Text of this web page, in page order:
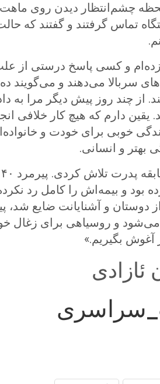
چشم‌انتظار دیدن روی
تماس گرفتند و گفتند که
و کسی پاسخ درستی از
سربالا می‌دهند و می‌گویند ده
چند روز پیش دیگر مرا به
دارم که هیچ کار خلافی
خوبی برای خودت و
بهتر و انسانی.
و بیمه‌اش را کامل رد نکرده
و آشنایانت ضایع شد،
و روسیاهی برای زغال
آغوش بگیریم.»
ئازادی